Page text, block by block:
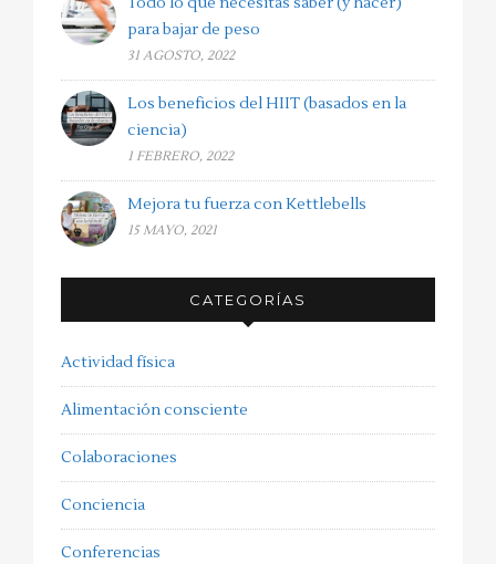
para bajar de peso
31 AGOSTO, 2022
Los beneficios del HIIT (basados en la
ciencia)
1 FEBRERO, 2022
Mejora tu fuerza con Kettlebells
15 MAYO, 2021
CATEGORÍAS
Actividad física
Alimentación consciente
Colaboraciones
Conciencia
Conferencias